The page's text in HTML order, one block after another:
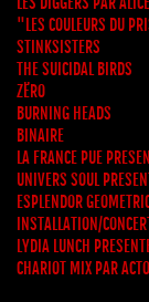
"LES COULEURS DU
STINKSISTERS
THE SUICIDAL BIRDS
ZËRO
BURNING HEADS
BINAIRE
LA FRANCE PUE
UNIVERS SOUL
ESPLENDOR
INSTALLATION/
LYDIA LUNCH
CHARIOT MIX PAR